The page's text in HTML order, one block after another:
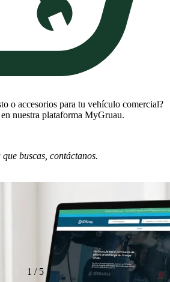
1 / 5
o accesorios para tu vehículo comercial?
nuestra plataforma MyGruau.
buscas, contáctanos.